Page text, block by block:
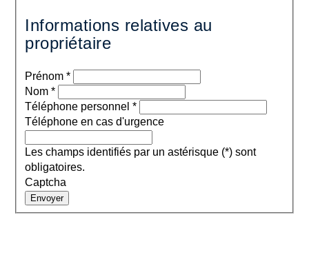
Informations relatives au
propriétaire
Prénom *
Nom *
Téléphone personnel *
Téléphone en cas d'urgence
Les champs identifiés par un astérisque (*) sont
obligatoires.
Captcha
Envoyer